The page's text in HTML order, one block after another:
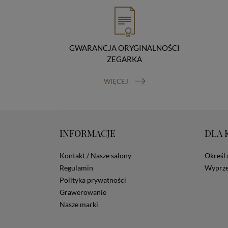
GWARANCJA ORYGINALNOŚCI
ZEGARKA
WIĘCEJ
INFORMACJE
Kontakt / Nasze salony
Regulamin
Polityka prywatności
Grawerowanie
Nasze marki
DLA
Określ